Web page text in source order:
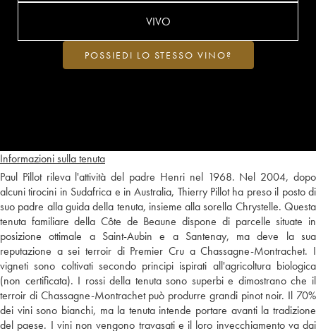
Informazioni sulla tenuta
Paul Pillot rileva l'attività del padre Henri nel 1968. Nel 2004, dopo
alcuni tirocini in Sudafrica e in Australia, Thierry Pillot ha preso il posto di
suo padre alla guida della tenuta, insieme alla sorella Chrystelle. Questa
tenuta familiare della Côte de Beaune dispone di parcelle situate in
posizione ottimale a Saint-Aubin e a Santenay, ma deve la sua
reputazione a sei terroir di Premier Cru a Chassagne-Montrachet. I
vigneti sono coltivati secondo principi ispirati all'agricoltura biologica
(non certificata). I rossi della tenuta sono superbi e dimostrano che il
terroir di Chassagne-Montrachet può produrre grandi pinot noir. Il 70%
dei vini sono bianchi, ma la tenuta intende portare avanti la tradizione
del paese. I vini non vengono travasati e il loro invecchiamento va dai
VIVO
POSSIEDI LO STESSO VINO?